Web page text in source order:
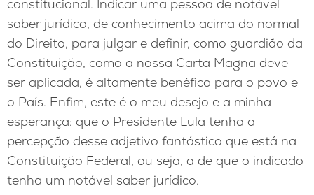
constitucional. Indicar uma pessoa de notável
saber jurídico, de conhecimento acima do normal
do Direito, para julgar e definir, como guardião da
Constituição, como a nossa Carta Magna deve
ser aplicada, é altamente benéfico para o povo e
o País. Enfim, este é o meu desejo e a minha
esperança: que o Presidente Lula tenha a
percepção desse adjetivo fantástico que está na
Constituição Federal, ou seja, a de que o indicado
tenha um notável saber jurídico.